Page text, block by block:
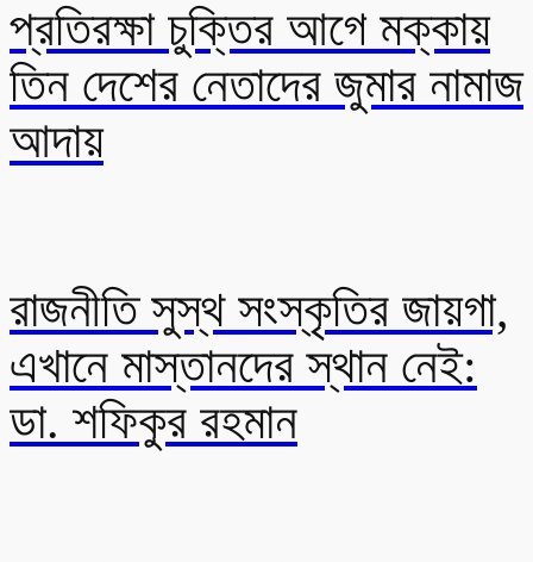
প্রতিরক্ষা চুক্তির আগে মক্কায়
তিন দেশের নেতাদের জুমার নামাজ
আদায়
রাজনীতি সুস্থ সংস্কৃতির জায়গা,
এখানে মাস্তানদের স্থান নেই:
ডা. শফিকুর রহমান